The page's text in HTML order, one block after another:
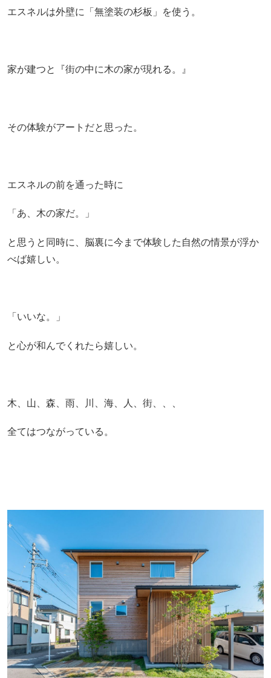
エスネルは外壁に「無塗装の杉板」を使う。
家が建つと『街の中に木の家が現れる。』
その体験がアートだと思った。
エスネルの前を通った時に
「あ、木の家だ。」
と思うと同時に、脳裏に今まで体験した自然の情景が浮か
べば嬉しい。
「いいな。」
と心が和んでくれたら嬉しい。
木、山、森、雨、川、海、人、街、、、
全てはつながっている。